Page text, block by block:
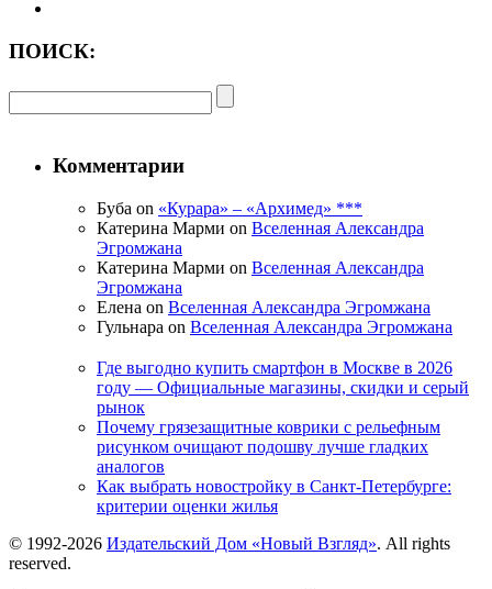
ПОИСК:
Комментарии
Буба on «Курара» – «Архимед» ***
Катерина Марми on Вселенная Александра
Эгромжана
Катерина Марми on Вселенная Александра
Эгромжана
Елена on Вселенная Александра Эгромжана
Гульнара on Вселенная Александра Эгромжана
Где выгодно купить смартфон в Москве в 2026
году — Официальные магазины, скидки и серый
рынок
Почему грязезащитные коврики с рельефным
рисунком очищают подошву лучше гладких
аналогов
Как выбрать новостройку в Санкт-Петербурге:
критерии оценки жилья
© 1992-2026 Издательский Дом «Новый Взгляд». All rights
reserved.